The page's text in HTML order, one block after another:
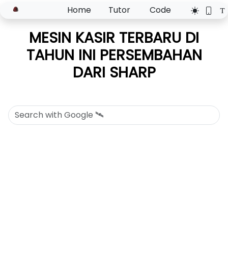
Home Tutor Code
MESIN KASIR TERBARU DI
TAHUN INI PERSEMBAHAN
DARI SHARP